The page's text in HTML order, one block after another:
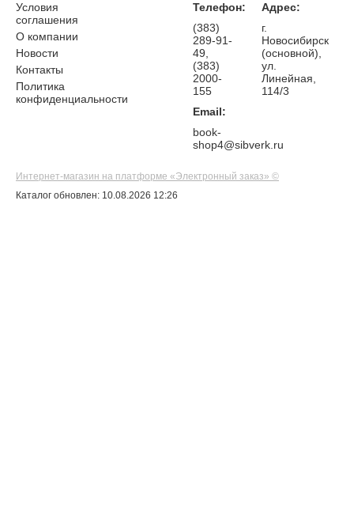
Условия
соглашения
О компании
Новости
Контакты
Политика
конфиденциальности
Телефон:
(383)
289-91-
49,
(383)
2000-
155
Email:
book-
shop4@sibverk.ru
Адрес:
г.
Новосибирск
(основной),
ул.
Линейная,
114/3
Интернет-магазин на платформе «Электронный заказ» ©
Каталог обновлен: 10.08.2026 12:26